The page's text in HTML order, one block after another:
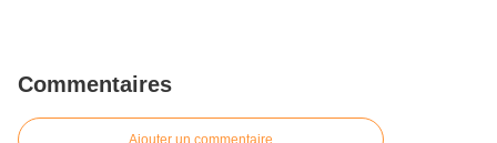
Commentaires
Ajouter un commentaire